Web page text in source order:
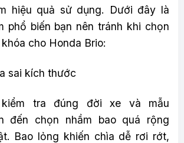
hiệu quả sử dụng. Dưới đây là
phổ biến bạn nên tránh khi chọn
cho Honda Brio:
sai kích thước
tra đúng đời xe và mẫu
đến chọn nhầm bao quá rộng
Bao lỏng khiến chìa dễ rơi rớt,